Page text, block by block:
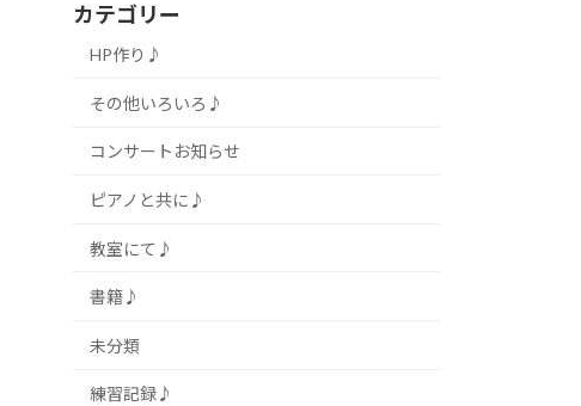
カテゴリー
HP作り♪
その他いろいろ♪
コンサートお知らせ
ピアノと共に♪
教室にて♪
書籍♪
未分類
練習記録♪